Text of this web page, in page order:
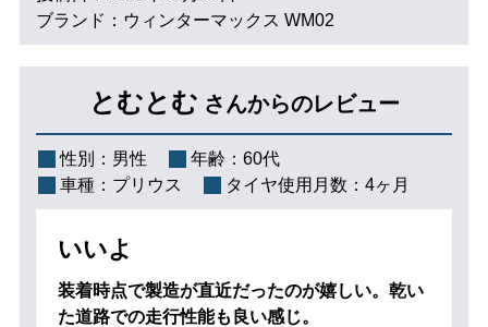
ブランド：ウィンターマックス WM02
とむとむ さんからのレビュー
性別： 男性 年齢： 60代
車種： プリウス タイヤ使用月数： 4ヶ月
いいよ
装着時点で製造が直近だったのが嬉しい。乾い
た道路での走行性能も良い感じ。